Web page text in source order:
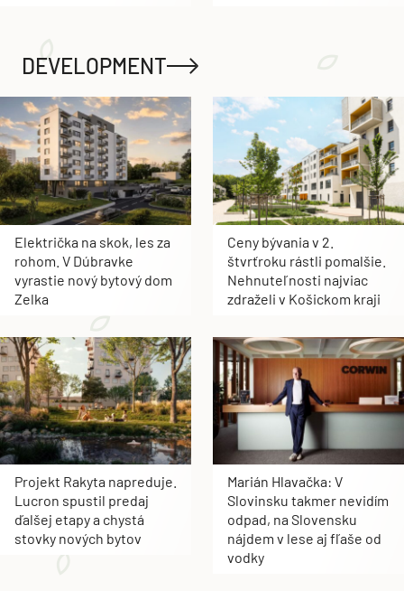
DEVELOPMENT
Električka na skok, les za
rohom. V Dúbravke
vyrastie nový bytový dom
Zelka
Ceny bývania v 2.
štvrťroku rástli pomalšie.
Nehnuteľnosti najviac
zdraželi v Košickom kraji
Projekt Rakyta napreduje.
Lucron spustil predaj
ďalšej etapy a chystá
stovky nových bytov
Marián Hlavačka: V
Slovinsku takmer nevidím
odpad, na Slovensku
nájdem v lese aj fľaše od
vodky